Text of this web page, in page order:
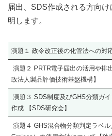
届出、SDS作成される方向
明します。
演題１ 政令改正後の化管法への対
演題２ PRTR電子届出の活用や排
政法人製品評価技術基盤機構】
演題３ SDS制度及びGHS分類ガ
作成 【SDS研究会】
演題４ GHS混合物分類判定ラベ